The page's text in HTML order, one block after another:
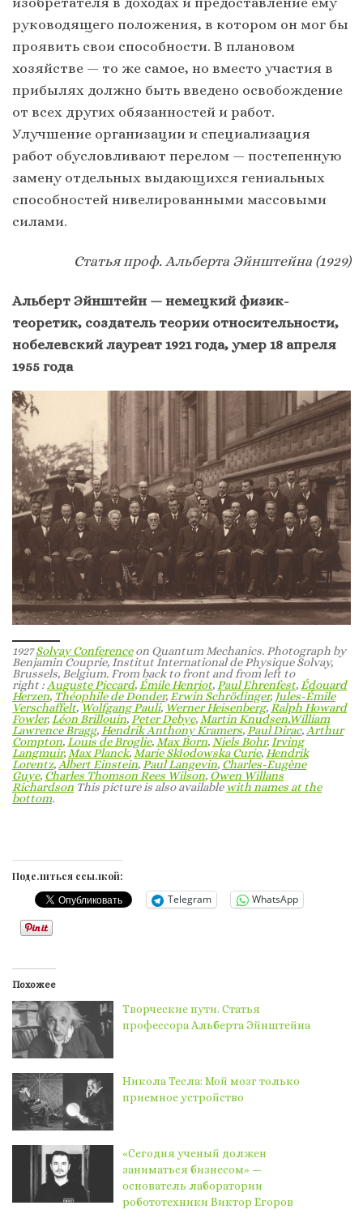
руководящего положения, в котором он мог бы
проявить свои способности. В плановом
хозяйстве — то же самое, но вместо участия в
прибылях должно быть введено освобождение
от всех других обязанностей и работ.
Улучшение организации и специализация
работ обусловливают перелом — постепенную
замену отдельных выдающихся гениальных
способностей нивелированными массовыми
силами.
Статья проф. Альберта Эйнштейна (1929)
Альберт Эйнштейн — немецкий физик-
теоретик, создатель теории относительности,
нобелевский лауреат 1921 года, умер 18 апреля
1955 года
1927Solvay Conferenceon Quantum Mechanics. Photograph by
Benjamin Couprie, Institut International de Physique Solvay,
Brussels, Belgium. From back to front and from left to
right :Auguste Piccard,Émile Henriot,Paul Ehrenfest,Édouard
Herzen, Théophile de Donder,Erwin Schrödinger, Jules-Émile
Verschaffelt, Wolfgang Pauli, Werner Heisenberg,Ralph Howard
Fowler,Léon Brillouin,Peter Debye,Martin Knudsen,William
Lawrence Bragg,Hendrik Anthony Kramers,Paul Dirac,Arthur
Compton,Louis de Broglie,Max Born,Niels Bohr,Irving
Langmuir,Max Planck,Marie Skłodowska Curie,Hendrik
Lorentz,Albert Einstein,Paul Langevin, Charles-Eugène
Guye, Charles Thomson Rees Wilson, Owen Willans
Richardson This picture is also availablewith names at the
bottom.
Поделиться ссылкой:
Telegram WhatsApp
Похожее
Творческие пути. Статья
профессора Альберта Эйнштейна
Никола Тесла: Мой мозг только
приемное устройство
«Сегодня ученый должен
заниматься бизнесом» —
основатель лаборатории
робототехники Виктор Егоров